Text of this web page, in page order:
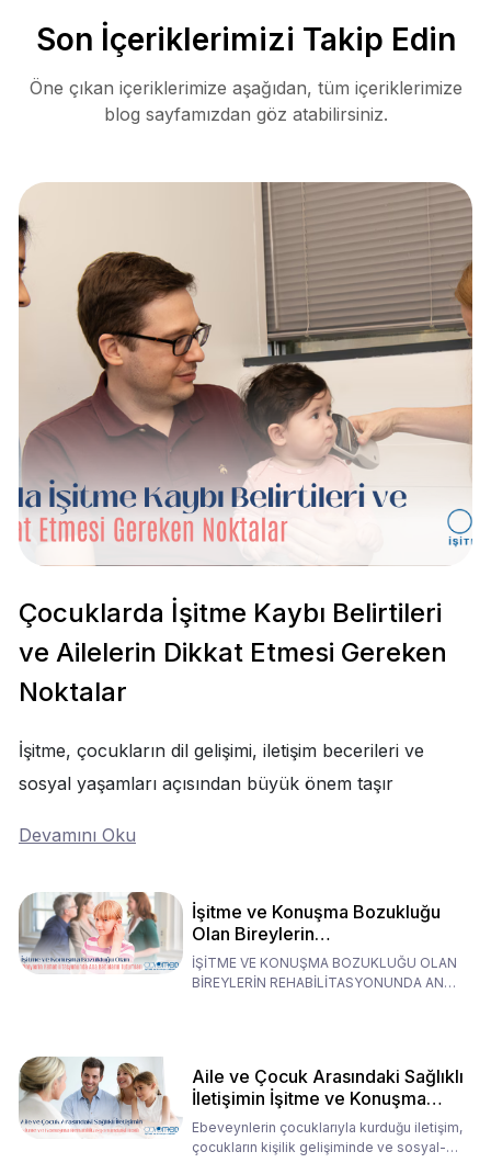
Son İçeriklerimizi Takip Edin
Öne çıkan içeriklerimize aşağıdan, tüm içeriklerimize
blog sayfamızdan göz atabilirsiniz.
Çocuklarda İşitme Kaybı Belirtileri
ve Ailelerin Dikkat Etmesi Gereken
Noktalar
İşitme, çocukların dil gelişimi, iletişim becerileri ve
sosyal yaşamları açısından büyük önem taşır
Devamını Oku
İşitme ve Konuşma Bozukluğu
Olan Bireylerin
Rehabilitasyonunda Ana
Babaların Tutumları
İŞİTME VE KONUŞMA BOZUKLUĞU OLAN
BİREYLERİN REHABİLİTASYONUNDA ANA
Aile ve Çocuk Arasındaki Sağlıklı
İletişimin İşitme ve Konuşma
Rehabilitasyonundaki Rolü
Ebeveynlerin çocuklarıyla kurduğu iletişim,
çocukların kişilik gelişiminde ve sosyal-